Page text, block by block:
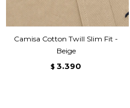
Camisa Cotton Twill Slim Fit -
Beige
$ 3.390